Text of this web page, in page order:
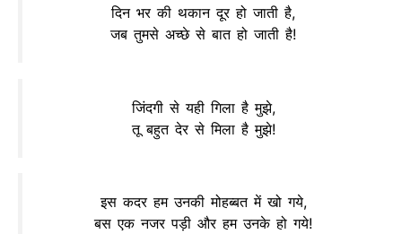
दिन भर की थकान दूर हो जाती है,
जब तुमसे अच्छे से बात हो जाती है!
जिंदगी से यही गिला है मुझे,
तू बहुत देर से मिला है मुझे!
इस कदर हम उनकी मोहब्बत में खो गये,
बस एक नजर पड़ी और हम उनके हो गये!